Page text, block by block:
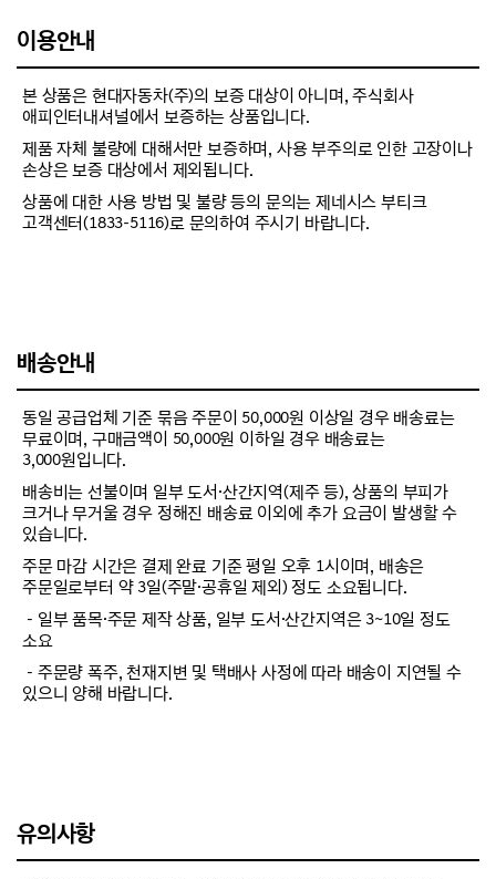
이용안내
본 상품은 현대자동차(주)의 보증 대상이 아니며, 주식회사
애피인터내셔널에서 보증하는 상품입니다.
제품 자체 불량에 대해서만 보증하며, 사용 부주의로 인한 고장이나
손상은 보증 대상에서 제외됩니다.
상품에 대한 사용 방법 및 불량 등의 문의는 제네시스 부티크
고객센터(1833-5116)로 문의하여 주시기 바랍니다.
배송안내
동일 공급업체 기준 묶음 주문이 50,000원 이상일 경우 배송료는
무료이며, 구매금액이 50,000원 이하일 경우 배송료는
3,000원입니다.
배송비는 선불이며 일부 도서·산간지역(제주 등), 상품의 부피가
크거나 무거울 경우 정해진 배송료 이외에 추가 요금이 발생할 수
있습니다.
주문 마감 시간은 결제 완료 기준 평일 오후 1시이며, 배송은
주문일로부터 약 3일(주말·공휴일 제외) 정도 소요됩니다.
－일부 품목·주문 제작 상품, 일부 도서·산간지역은 3~10일 정도
소요
－주문량 폭주, 천재지변 및 택배사 사정에 따라 배송이 지연될 수
있으니 양해 바랍니다.
유의사항